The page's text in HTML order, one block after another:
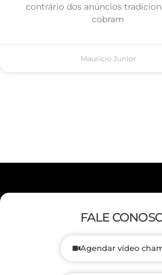
contrário dos anúncios
cobram
Mauricio Junior
FALE
Agendar vídeo